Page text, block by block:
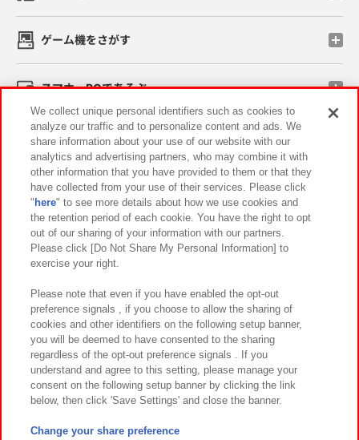
ゲーム機をさがす
スマホ・PCであそぶ
イベント・キャンペーン
関連会社 サステナビリティ サイトポリシー
プライバシーポリシー ウェブアクセシビリティ方針と検証結果
お取引先さまとともに
カスタマーハラスメント対応方針 よくあるご質問・お問い合わせ
©Bandai Namco Amusement Inc.
©Bandai Namco Amusement Lab Inc.
We collect unique personal identifiers such as cookies to
analyze our traffic and to personalize content and ads. We
share information about your use of our website with our
analytics and advertising partners, who may combine it with
other information that you have provided to them or that they
have collected from your use of their services. Please click
" here" to see more details about how we use cookies and
the retention period of each cookie. You have the right to opt
out of our sharing of your information with our partners.
Please click [Do Not Share My Personal Information] to
exercise your right.
Please note that even if you have enabled the opt-out
preference signals , if you choose to allow the sharing of
cookies and other identifiers on the following setup banner,
you will be deemed to have consented to the sharing
regardless of the opt-out preference signals . If you
understand and agree to this setting, please manage your
consent on the following setup banner by clicking the link
below, then click 'Save Settings' and close the banner.
Change your share preference